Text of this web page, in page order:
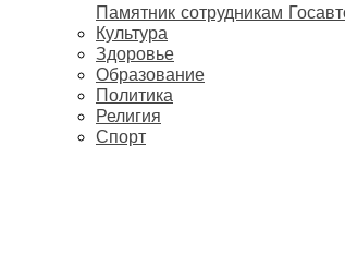
Памятник сотрудникам
Культура
Здоровье
Образование
Политика
Религия
Спорт